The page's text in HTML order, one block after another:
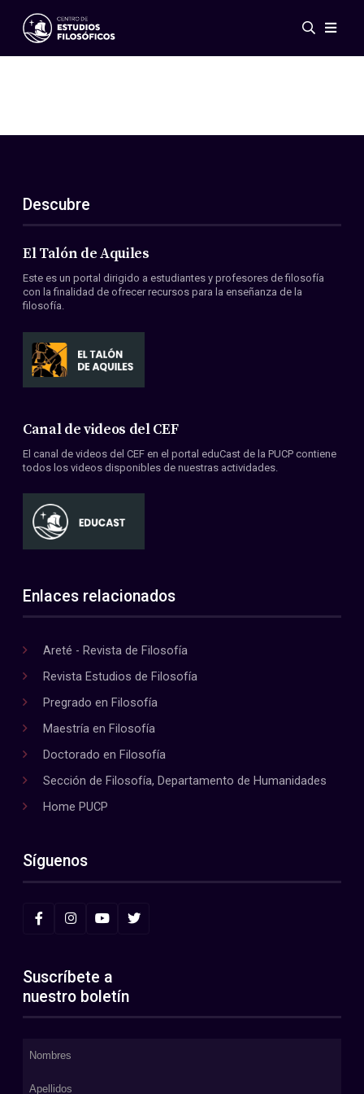
Eventos
ES
EN
Acerca de nosotros
Miembros
Convenios
Descubre
El Talón de Aquiles
Este es un portal dirigido a estudiantes y profesores de filosofía
con la finalidad de ofrecer recursos para la enseñanza de la
filosofía.
Canal de videos del CEF
El canal de videos del CEF en el portal eduCast de la PUCP contiene
todos los videos disponibles de nuestras actividades.
Enlaces relacionados
Areté - Revista de Filosofía
Revista Estudios de Filosofía
Pregrado en Filosofía
Maestría en Filosofía
Doctorado en Filosofía
Sección de Filosofía, Departamento de Humanidades
Home PUCP
Síguenos
Suscríbete a
nuestro boletín